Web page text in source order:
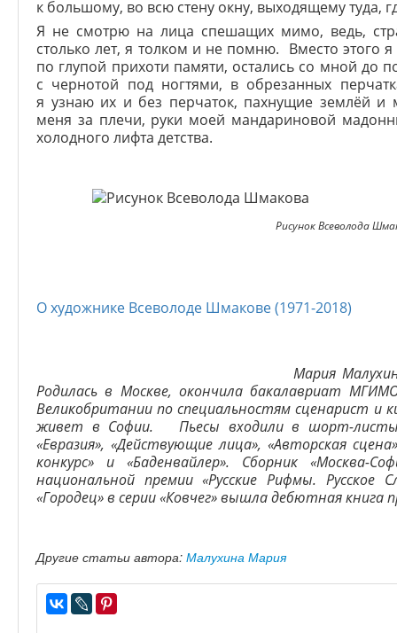
к большому, во всю стену окну, выходящему туда,
Я не смотрю на лица спешащих мимо, ведь,
столько лет, я толком и не помню. Вместо этого
по глупой прихоти памяти, остались со мной до
с чернотой под ногтями, в обрезанных
я узнаю их и без перчаток, пахнущие землёй
меня за плечи, руки моей мандариновой
холодного лифта детства.
Рисунок Всеволода
О художнике Всеволоде Шмакове (1971-2018)
Мария
Родилась в Москве, окончила бакалавриат
Великобритании по специальностям сценарист и
живет в Софии. Пьесы входили в шорт-листы
«Евразия», «Действующие лица», «Авторская
конкурс» и «Баденвайлер». Сборник
национальной премии «Русские Рифмы. Русское
«Городец» в серии «Ковчег» вышла дебютная книга
Другие статьи автора: Малухина Мария